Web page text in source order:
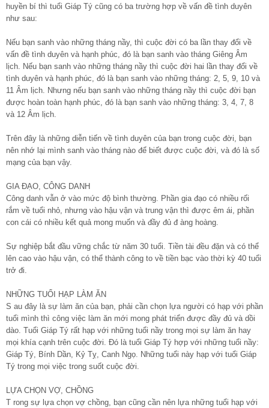
huyền bí thì tuổi Giáp Tý cũng có ba trường hợp về vấn đề tình duyên
như sau:
Nếu bạn sanh vào những tháng nầy, thì cuộc đời có ba lần thay đổi về
vấn đề tình duyên và hạnh phúc, đó là bạn sanh vào tháng Giêng Âm
lịch. Nếu bạn sanh vào những tháng nầy thì cuộc đời hai lần thay đổi về
tình duyên và hạnh phúc, đó là bạn sanh vào những tháng: 2, 5, 9, 10 và
11 Âm lịch. Nhưng nếu bạn sanh vào những tháng nầy thì cuộc đời bạn
được hoàn toàn hạnh phúc, đó là bạn sanh vào những tháng: 3, 4, 7, 8
và 12 Âm lịch.
Trên đây là những diễn tiến về tình duyên của bạn trong cuộc đời, bạn
nên nhớ lại mình sanh vào tháng nào để biết được cuộc đời, và đó là số
mạng của bạn vậy.
GIA ĐẠO, CÔNG DANH
Công danh vẫn ở vào mức độ bình thường. Phần gia đạo có nhiều rối
rắm về tuổi nhỏ, nhưng vào hậu vận và trung vận thì được êm ái, phần
con cái có nhiều kết quả mong muốn và đầy đủ đ àng hoàng.
Sự nghiệp bắt đầu vững chắc từ năm 30 tuổi. Tiền tài đều đặn và có thể
lên cao vào hậu vận, có thể thành công to về tiền bạc vào thời kỳ 40 tuổi
trở đi.
NHỮNG TUỔI HẠP LÀM ĂN
S au đây là sự làm ăn của bạn, phải cần chọn lựa người có hạp với phần
tuổi mình thì công việc làm ăn mới mong phát triển được đầy đủ và dồi
dào. Tuổi Giáp Tý rất hạp với những tuổi nầy trong mọi sự làm ăn hay
mọi khía cạnh trên cuộc đời. Đó là tuổi Giáp Tý hợp với những tuổi nầy:
Giáp Tý, Bính Dần, Kỷ Tỵ, Canh Ngọ. Những tuổi này hạp với tuổi Giáp
Tý trong mọi việc trong suốt cuộc đời.
LỰA CHỌN VỢ, CHỒNG
T rong sự lựa chọn vợ chồng, bạn cũng cần nên lựa những tuổi hạp với